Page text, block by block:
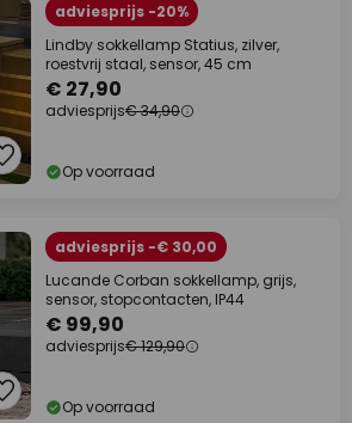
adviesprijs -20%
Lindby sokkellamp Statius, zilver,
roestvrij staal, sensor, 45 cm
€ 27,90
adviesprijs€ 34,90
Op voorraad
adviesprijs -€ 30,00
Lucande Corban sokkellamp, grijs,
sensor, stopcontacten, IP44
€ 99,90
adviesprijs€ 129,90
Op voorraad